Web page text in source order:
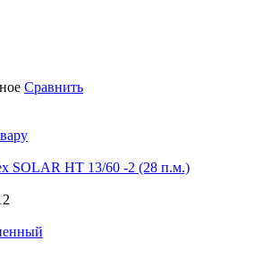
Сравнить
SOLAR HT 13/60 -2 (28 п.м.)